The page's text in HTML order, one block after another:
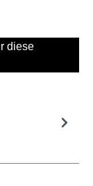
diese